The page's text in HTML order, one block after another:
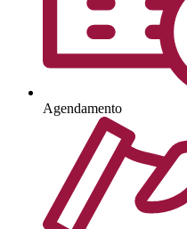
Agendamento